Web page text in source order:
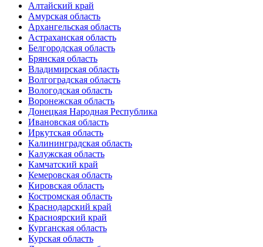
Алтайский край
Амурская область
Архангельская область
Астраханская область
Белгородская область
Брянская область
Владимирская область
Волгоградская область
Вологодская область
Воронежская область
Донецкая Народная Республика
Ивановская область
Иркутская область
Калининградская область
Калужская область
Камчатский край
Кемеровская область
Кировская область
Костромская область
Краснодарский край
Красноярский край
Курганская область
Курская область